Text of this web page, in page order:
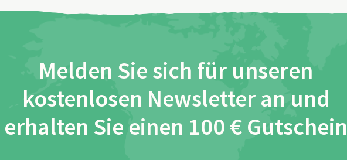
Melden Sie sich für unseren
kostenlosen Newsletter an und
erhalten Sie einen 100 € Gutschein